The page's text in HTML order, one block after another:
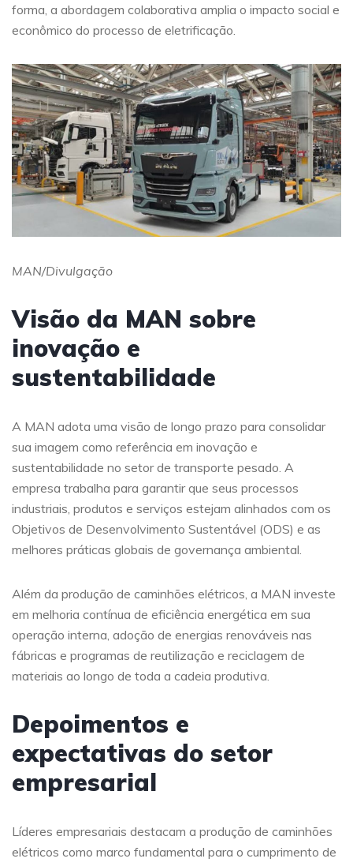
forma, a abordagem colaborativa amplia o impacto social e
econômico do processo de eletrificação.
MAN/Divulgação
Visão da MAN sobre
inovação e
sustentabilidade
A MAN adota uma visão de longo prazo para consolidar
sua imagem como referência em inovação e
sustentabilidade no setor de transporte pesado. A
empresa trabalha para garantir que seus processos
industriais, produtos e serviços estejam alinhados com os
Objetivos de Desenvolvimento Sustentável (ODS) e as
melhores práticas globais de governança ambiental.
Além da produção de caminhões elétricos, a MAN investe
em melhoria contínua de eficiência energética em sua
operação interna, adoção de energias renováveis nas
fábricas e programas de reutilização e reciclagem de
materiais ao longo de toda a cadeia produtiva.
Depoimentos e
expectativas do setor
empresarial
Líderes empresariais destacam a produção de caminhões
elétricos como marco fundamental para o cumprimento de